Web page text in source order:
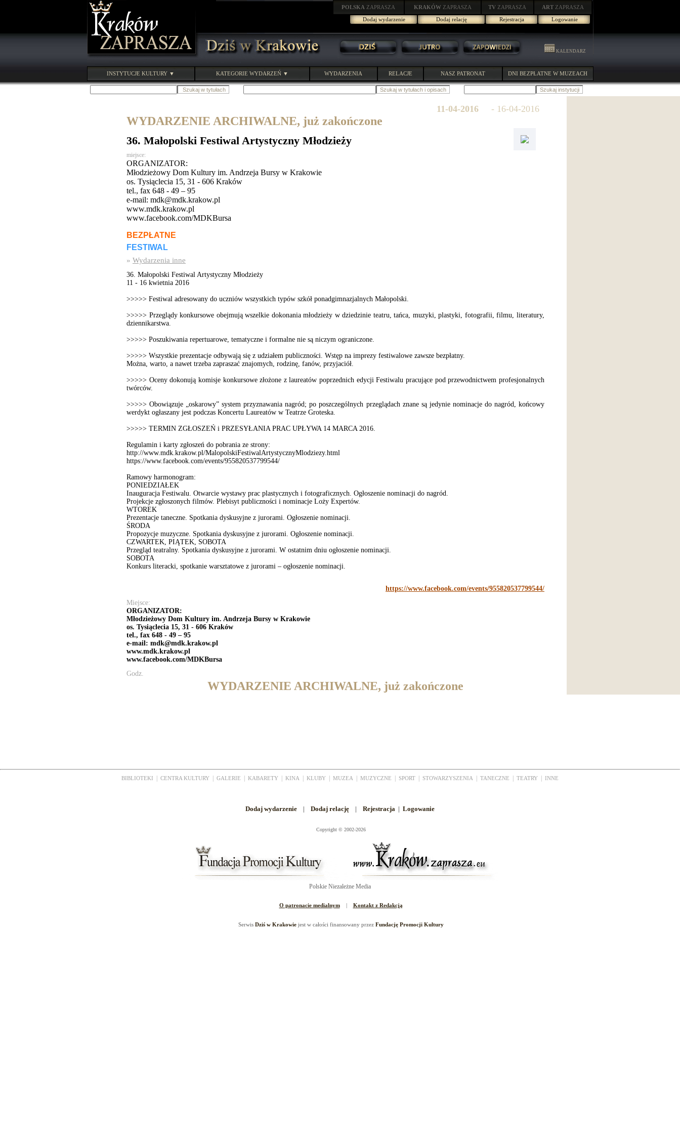
POLSKA ZAPRASZA KRAKÓW ZAPRASZA TV ZAPRASZA ART ZAPRASZA
Dodaj wydarzenie
Dodaj relację Rejestracja Logowanie
KALENDARZ
INSTYTUCJE KULTURY ▼ KATEGORIE WYDARZEŃ ▼ WYDARZENIA RELACJE NASZ PATRONAT DNI BEZPŁATNE W MUZEACH
11-04-2016 - 16-04-2016
WYDARZENIE ARCHIWALNE, już zakończone
36. Małopolski Festiwal Artystyczny Młodzieży
miejsce:
ORGANIZATOR:
Młodzieżowy Dom Kultury im. Andrzeja Bursy w Krakowie
os. Tysiąclecia 15, 31 - 606 Kraków
tel., fax 648 - 49 – 95
e-mail: mdk@mdk.krakow.pl
www.mdk.krakow.pl
www.facebook.com/MDKBursa
BEZPŁATNE
FESTIWAL
» Wydarzenia inne
36. Małopolski Festiwal Artystyczny Młodzieży
11 - 16 kwietnia 2016
>>>>> Festiwal adresowany do uczniów wszystkich typów szkół ponadgimnazjalnych Małopolski.
>>>>> Przeglądy konkursowe obejmują wszelkie dokonania młodzieży w dziedzinie teatru, tańca, muzyki, plastyki, fotografii, filmu, literatury,
dziennikarstwa.
>>>>> Poszukiwania repertuarowe, tematyczne i formalne nie są niczym ograniczone.
>>>>> Wszystkie prezentacje odbywają się z udziałem publiczności. Wstęp na imprezy festiwalowe zawsze bezpłatny.
Można, warto, a nawet trzeba zapraszać znajomych, rodzinę, fanów, przyjaciół.
>>>>> Oceny dokonują komisje konkursowe złożone z laureatów poprzednich edycji Festiwalu pracujące pod przewodnictwem profesjonalnych
twórców.
>>>>> Obowiązuje „oskarowy” system przyznawania nagród; po poszczególnych przeglądach znane są jedynie nominacje do nagród, końcowy
werdykt ogłaszany jest podczas Koncertu Laureatów w Teatrze Groteska.
>>>>> TERMIN ZGŁOSZEŃ i PRZESYŁANIA PRAC UPŁYWA 14 MARCA 2016.
Regulamin i karty zgłoszeń do pobrania ze strony:
http://www.mdk.krakow.pl/MalopolskiFestiwalArtystycznyMlodziezy.html
https://www.facebook.com/events/955820537799544/
Ramowy harmonogram:
PONIEDZIAŁEK
Inauguracja Festiwalu. Otwarcie wystawy prac plastycznych i fotograficznych. Ogłoszenie nominacji do nagród.
Projekcje zgłoszonych filmów. Plebisyt publiczności i nominacje Loży Expertów.
WTOREK
Prezentacje taneczne. Spotkania dyskusyjne z jurorami. Ogłoszenie nominacji.
ŚRODA
Propozycje muzyczne. Spotkania dyskusyjne z jurorami. Ogłoszenie nominacji.
CZWARTEK, PIĄTEK, SOBOTA
Przegląd teatralny. Spotkania dyskusyjne z jurorami. W ostatnim dniu ogłoszenie nominacji.
SOBOTA
Konkurs literacki, spotkanie warsztatowe z jurorami – ogłoszenie nominacji.
https://www.facebook.com/events/955820537799544/
Miejsce:
ORGANIZATOR:
Młodzieżowy Dom Kultury im. Andrzeja Bursy w Krakowie
os. Tysiąclecia 15, 31 - 606 Kraków
tel., fax 648 - 49 – 95
e-mail: mdk@mdk.krakow.pl
www.mdk.krakow.pl
www.facebook.com/MDKBursa
Godz.
WYDARZENIE ARCHIWALNE, już zakończone
BIBLIOTEKI CENTRA KULTURY GALERIE KABARETY KINA KLUBY MUZEA MUZYCZNE SPORT STOWARZYSZENIA TANECZNE TEATRY INNE
Dodaj wydarzenie | Dodaj relację | Rejestracja | Logowanie
Copyright © 2002-2026
Polskie Niezależne Media
O patronacie medialnym| Kontakt z Redakcją
Serwis Dziś w Krakowiejest w całości finansowany przez Fundację Promocji Kultury